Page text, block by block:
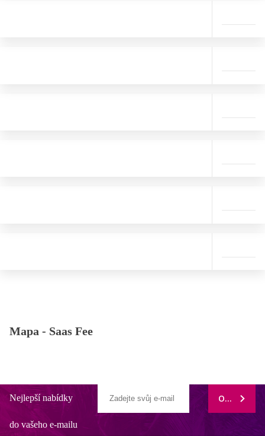
Mapa - Saas Fee
Nejlepší nabídky
do vašeho e-mailu
ODEBÍRAT